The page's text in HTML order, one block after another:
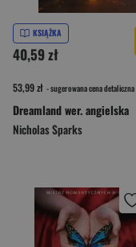
KSIĄŻKA
40,59 zł
53,99 zł - sugerowana cena detaliczna
Dreamland wer. angielska
Nicholas Sparks